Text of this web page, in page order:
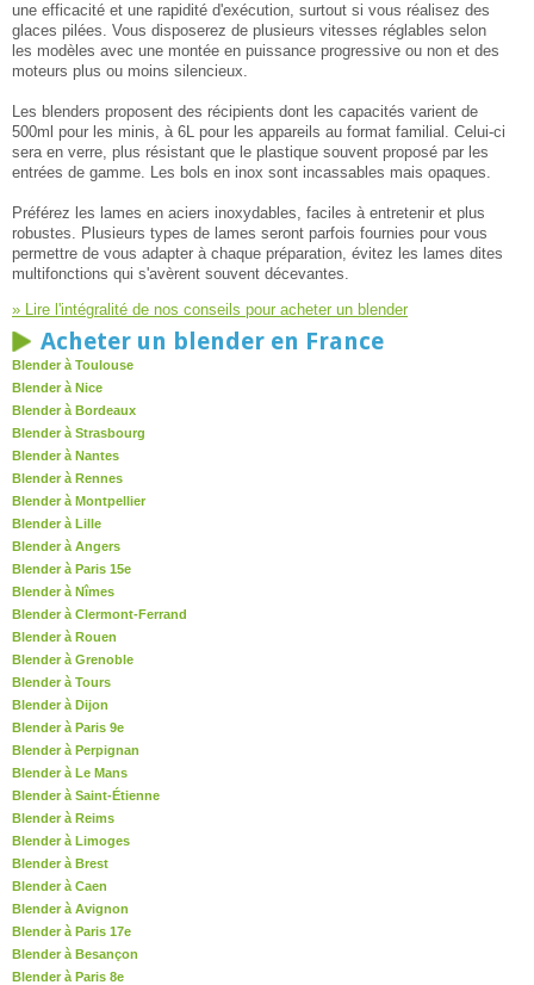
une efficacité et une rapidité d'exécution, surtout si vous réalisez des
glaces pilées. Vous disposerez de plusieurs vitesses réglables selon
les modèles avec une montée en puissance progressive ou non et des
moteurs plus ou moins silencieux.
Les blenders proposent des récipients dont les capacités varient de
500ml pour les minis, à 6L pour les appareils au format familial. Celui-ci
sera en verre, plus résistant que le plastique souvent proposé par les
entrées de gamme. Les bols en inox sont incassables mais opaques.
Préférez les lames en aciers inoxydables, faciles à entretenir et plus
robustes. Plusieurs types de lames seront parfois fournies pour vous
permettre de vous adapter à chaque préparation, évitez les lames dites
multifonctions qui s'avèrent souvent décevantes.
» Lire l'intégralité de nos conseils pour acheter un blender
Acheter un blender en France
Blender à Toulouse
Blender à Nice
Blender à Bordeaux
Blender à Strasbourg
Blender à Nantes
Blender à Rennes
Blender à Montpellier
Blender à Lille
Blender à Angers
Blender à Paris 15e
Blender à Nîmes
Blender à Clermont-Ferrand
Blender à Rouen
Blender à Grenoble
Blender à Tours
Blender à Dijon
Blender à Paris 9e
Blender à Perpignan
Blender à Le Mans
Blender à Saint-Étienne
Blender à Reims
Blender à Limoges
Blender à Brest
Blender à Caen
Blender à Avignon
Blender à Paris 17e
Blender à Besançon
Blender à Paris 8e